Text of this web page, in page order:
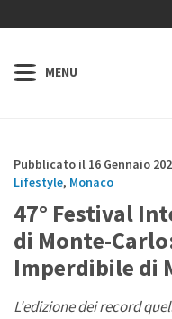
Pubblicato il 16 Gennaio
Lifestyle, Monaco
47° Festival
di Monte-
Imperdibile di
L'edizione dei record